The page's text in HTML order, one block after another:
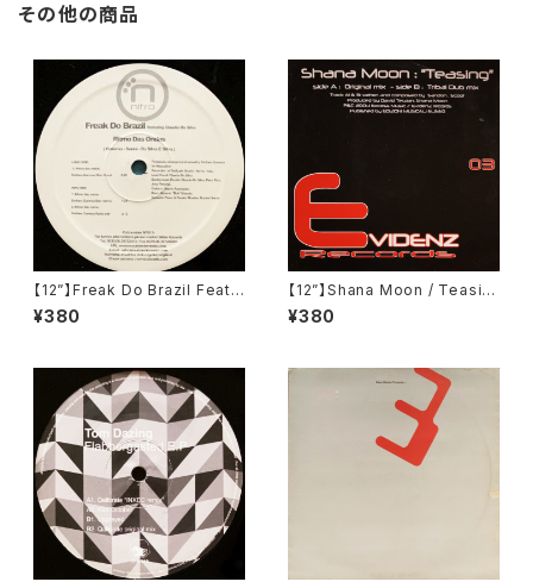
その他の商品
【12”】Freak Do Brazil Feat.
Claudia Da Silva / Ritmo D
as Ondas Freak Do (Nitro
¥380
【12”】Shana Moon / Teasin
g (Evidenz) (EVIDENZ 003)
¥380